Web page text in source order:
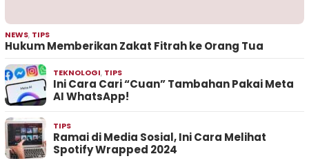
NEWS, TIPS
Hukum Memberikan Zakat Fitrah ke Orang Tua
TEKNOLOGI, TIPS
Ini Cara Cari “Cuan” Tambahan Pakai Meta
AI WhatsApp!
TIPS
Ramai di Media Sosial, Ini Cara Melihat
Spotify Wrapped 2024